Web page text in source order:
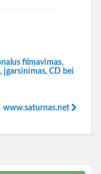
filmavimas,
CD bei
www.saturnas.net